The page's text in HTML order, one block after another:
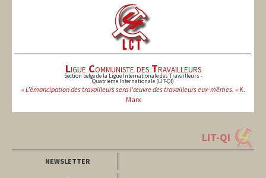
Ligue Communiste des Travailleurs
Section belge de la Ligue Internationale des Travailleurs -
Quatrième Internationale (LIT-QI)
« L'émancipation des travailleurs sera l'œuvre des travailleurs eux-mêmes. »K.
Marx
LIT-QI
NEWSLETTER